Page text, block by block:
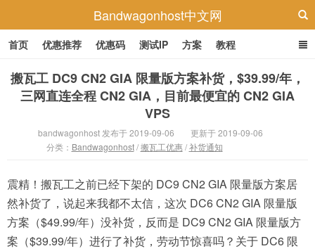
Bandwagonhost中文网
首页 优惠推荐 优惠码 测试IP 方案 教程
搬瓦工 DC9 CN2 GIA 限量版方案补货，$39.99/年，
三网直连全程 CN2 GIA，目前最便宜的 CN2 GIA
VPS
bandwagonhost 发布于 2019-09-06
更新于 2019-09-06
分类： Bandwagonhost/搬瓦工优惠/补货通知
震精！搬瓦工之前已经下架的 DC9 CN2 GIA 限量版方案居
然补货了，说起来我都不太信，这次 DC6 CN2 GIA 限量版
方案（$49.99/年）没补货，反而是 DC9 CN2 GIA 限量版方
案（$39.99/年）进行了补货，劳动节惊喜吗？关于 DC6 限